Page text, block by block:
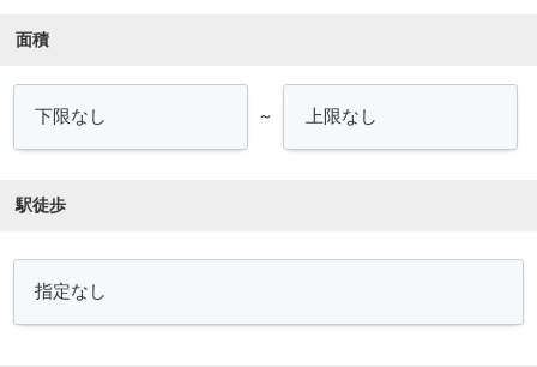
面積
～
駅徒歩